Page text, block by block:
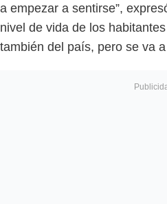
a empezar a sentirse”,
nivel de vida de los
también del país, pero se va